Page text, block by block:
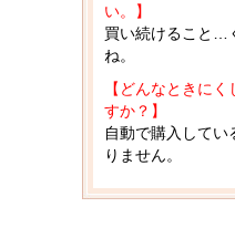
い。】
買い続けること…
ね。
【どんなときに
すか？】
自動で購入してい
りません。